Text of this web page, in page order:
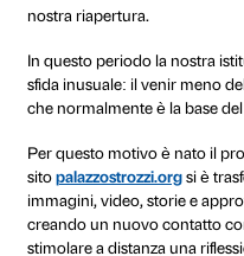
Dettagli Articoli